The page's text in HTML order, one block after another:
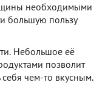
необходимыми
большую пользу
Небольшое её
позволит
чем-то вкусным.